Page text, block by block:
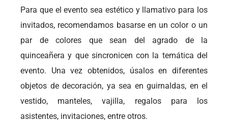
Para que el evento sea estético y llamativo para los
invitados, recomendamos basarse en un color o un
par de colores que sean del agrado de la
quinceañera y que sincronicen con la temática del
evento. Una vez obtenidos, úsalos en diferentes
objetos de decoración, ya sea en guirnaldas, en el
vestido, manteles, vajilla, regalos para los
asistentes, invitaciones, entre otros.